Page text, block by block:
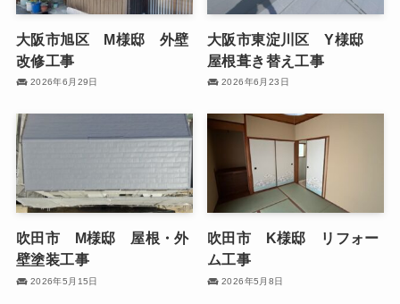
大阪市旭区 M様邸 外壁
改修工事
2026年6月29日
大阪市東淀川区 Y様邸
屋根葺き替え工事
2026年6月23日
吹田市 M様邸 屋根・外
壁塗装工事
2026年5月15日
吹田市 K様邸 リフォー
ム工事
2026年5月8日